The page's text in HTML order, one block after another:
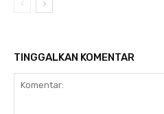
TINGGALKAN KOMENTAR